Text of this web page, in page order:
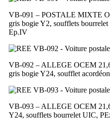
VB-091 – POSTALE MIXTE
gris bogie Y2, soufflets
Ep.IV
VB-092 – ALLEGE OCEM
gris bogie Y24, soufflet
VB-093 – ALLEGE OCEM
Y24, soufflets bourrelet UIC,